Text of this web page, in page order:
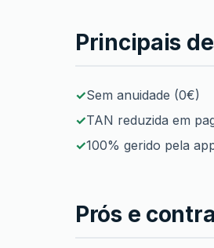
Cartão de Crédito GO!
Principais
Sem anuidade (0€)
TAN reduzida em
100% gerido pela
Prós e